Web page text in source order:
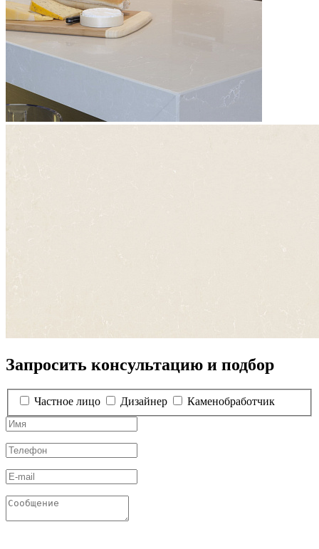
Запросить консультацию и подбор
Частное лицо Дизайнер Каменобработчик